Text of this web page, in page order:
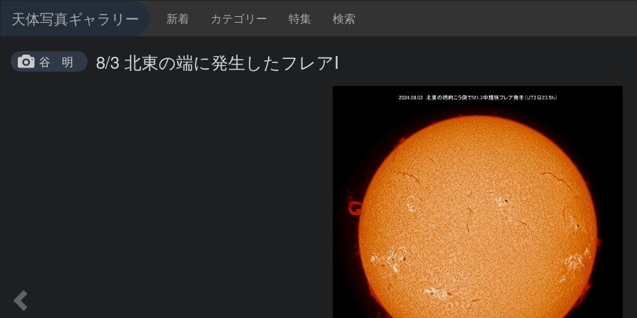
天体写真ギャラリー 新着 カテゴリー 特集 検索
谷 明 8/3 北東の端に発生したフレアⅠ